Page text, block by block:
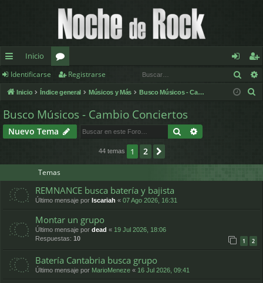
nl
ac
es
rá
os
Inicio
or
os
de
nt
eg
ist
Identificarse Registrarse
Inicio Índice general Músicos y Más Busco Músicos - Cambio Conciertos
Busco Músicos - Cambio Conciertos
Nuevo Tema Buscar
44 temas 1 2
Temas
REMNANCE busca batería y bajista
Último mensaje por Iscariah « 07 Ago 2026, 16:31
Montar un grupo
Último mensaje por dead « 19 Jul 2026, 18:06
Respuestas: 10 1 2
Batería Cantabria busca grupo
Último mensaje por MarioMeneze « 16 Jul 2026, 09:41